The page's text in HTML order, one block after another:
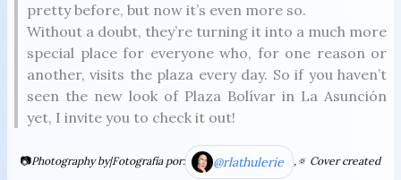
pretty before, but now it’s even more so.
Without a doubt, they’re turning it into a much more
special place for everyone who, for one reason or
another, visits the plaza every day. So if you haven’t
seen the new look of Plaza Bolívar in La Asunción
yet, I invite you to check it out!
📷Photography by|Fotografía por: @rlathulerie ,🔅 Cover created